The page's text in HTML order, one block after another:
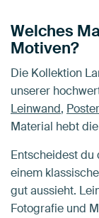
Welches
Motiven?
Die Kollektion
unserer
Leinwand, Poster
Material hebt
Entscheidest du
einem
gut aussieht.
Fotografie und